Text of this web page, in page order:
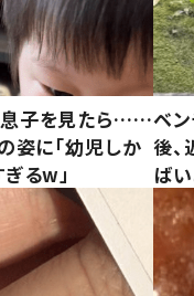
子を見たら……
姿に「幼児しか
るw」
ベ
後
ば